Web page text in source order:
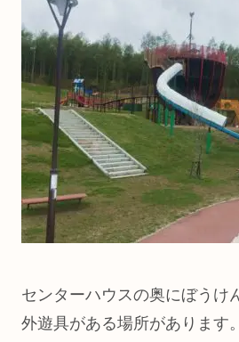
センターハウスの奥にぼうけ
外遊具がある場所があります。